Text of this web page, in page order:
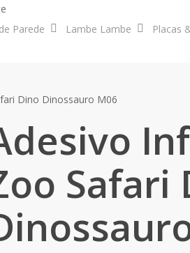
Parede Lambe Lambe Placas
Dino Dinossauro M06
Safari